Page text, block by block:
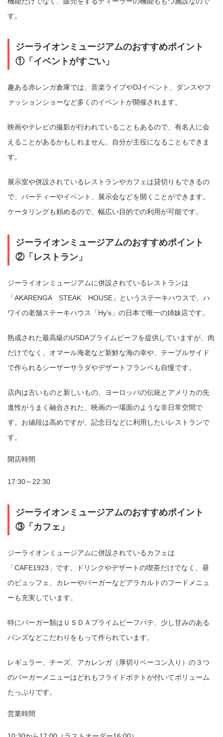
す。
ジーライオンミュージアムのおすすめポイント
①「イベントがすごい」
趣ある赤レンガ倉庫では、音楽ライブやDJイベント、ダンスやフ
ァッションショーなど多くのイベントが開催されます。
映画やテレビの撮影が行われていることもあるので、有名人に会
えることがあるかもしれません。自分が主役になることもできま
す。
展示室や併設されているレストランやカフェは貸切りもできるの
で、パーティーやイベント、展示会などを開くことができます。
ケータリングも頼めるので、幅広い目的での利用が可能です。
ジーライオンミュージアムのおすすめポイント
②「レストラン」
ジーライオンミュージアムに併設されているレストランは
「AKARENGA STEAK HOUSE」というステーキハウスで、ハ
ワイの老舗ステーキハウス「Hy’s」の日本で唯一の姉妹店です。
熟成された最高級のUSDAプライムビーフを提供していますが、肉
だけでなく、オマール海老など新鮮な海の幸や、テーブルサイド
で作られるシーザーサラダやデザートフランベも自慢です。
店内は古いものと新しいもの、ヨーロッパの伝統とアメリカの先
進性がうまく融合された、映画の一場面のような非日常空間で
す。お値段は高めですが、記念日などに利用したいレストランで
す。
開店時間
17:30～22:30
ジーライオンミュージアムのおすすめポイント
③「カフェ」
ジーライオンミュージアムに併設されているカフェは
「CAFE1923」です。ドリンクやデザートの喫茶だけでなく、昼
のビュッフェ、カレーやバーガーなどアラカルトのフードメニュ
ーも充実しています。
特にバーガー類はＵＳＤＡプライムビーフパテ、少し甘みのある
バンズなどこだわりをもって作られています。
レギュラー、チーズ、アカレンガ（厚切りベーコン入り）の３つ
のバーガーメニューはどれもフライドポテトが付いてボリューム
たっぷりです。
営業時間